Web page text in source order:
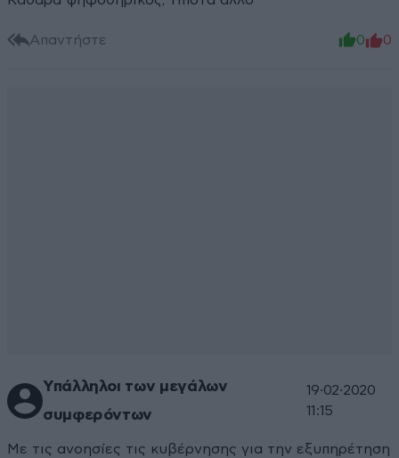
Απαντήστε 0 0
Υπάλληλοι των μεγάλων
συμφερόντων
19·02·2020
11:15
Με τις ανοησίες τις κυβέρνησης για την εξυπηρέτηση